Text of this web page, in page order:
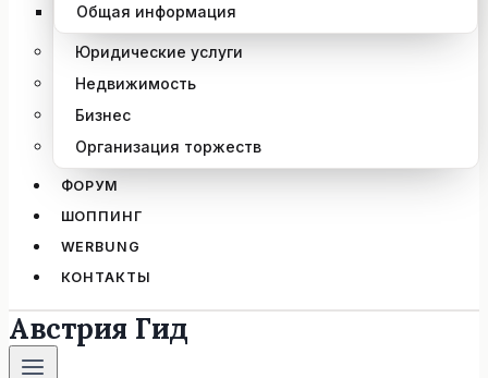
Общая информация
Юридические услуги
Недвижимость
Бизнес
Организация торжеств
ФОРУМ
ШОППИНГ
WERBUNG
КОНТАКТЫ
Австрия Гид